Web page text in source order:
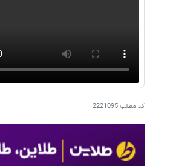
کد مطلب2221095